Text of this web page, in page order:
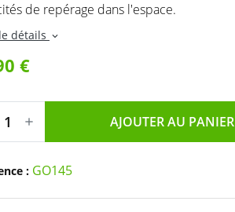
de repérage dans l'espace.
détails expand_more
€
AJOUTER AU PANIER
: GO145